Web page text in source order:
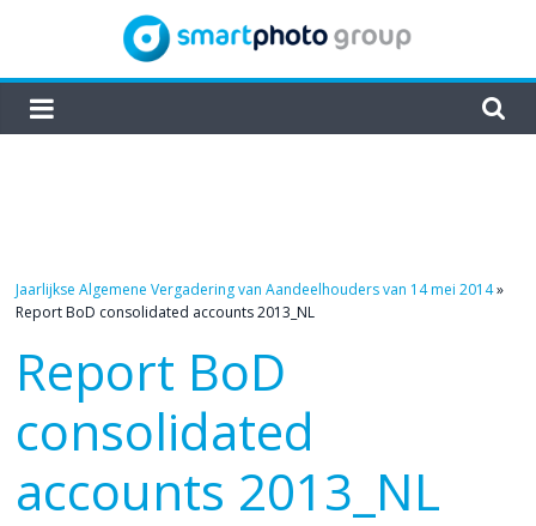
content
smartphoto
Jaarlijkse Algemene Vergadering van Aandeelhouders van 14 mei 2014»
Report BoD consolidated accounts 2013_NL
Report BoD
consolidated
accounts 2013_NL